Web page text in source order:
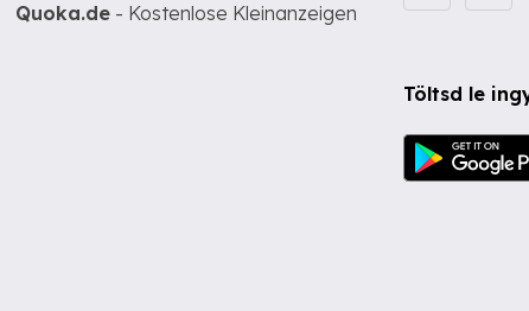
Quoka.de - Kostenlose Kleinanzeigen
Töltsd le